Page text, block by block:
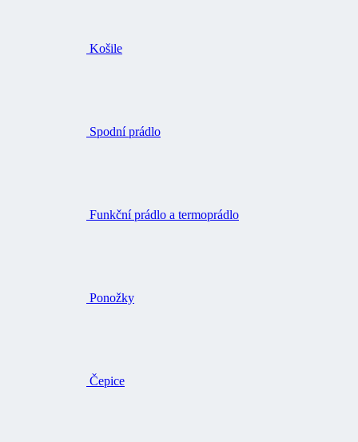
Košile
Spodní prádlo
Funkční prádlo a termoprádlo
Ponožky
Čepice